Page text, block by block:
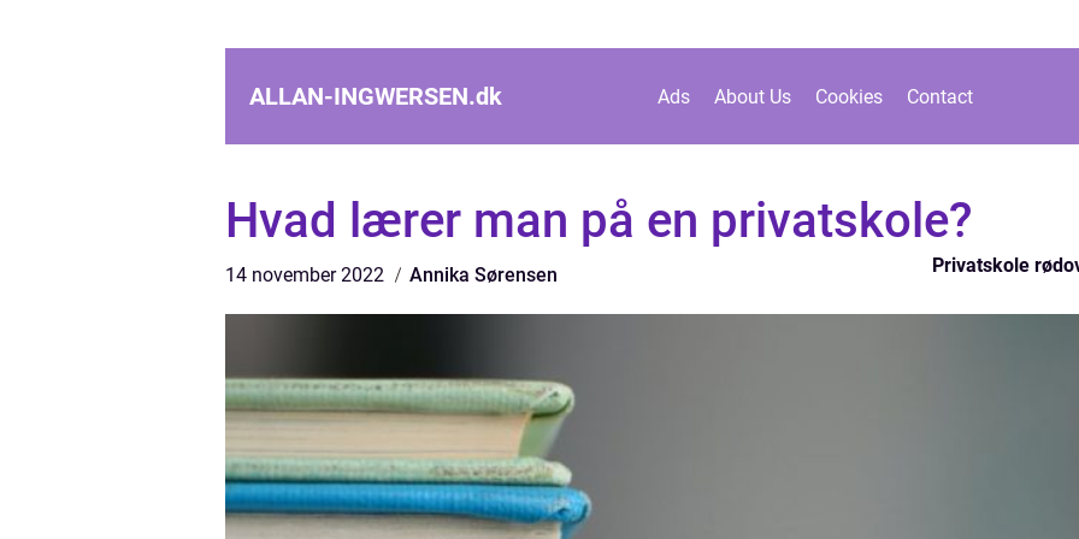
ALLAN-INGWERSEN.dk Ads About Us Cookies Contact
Hvad lærer man på en privatskole?
14 november 2022 Annika Sørensen Privatskole